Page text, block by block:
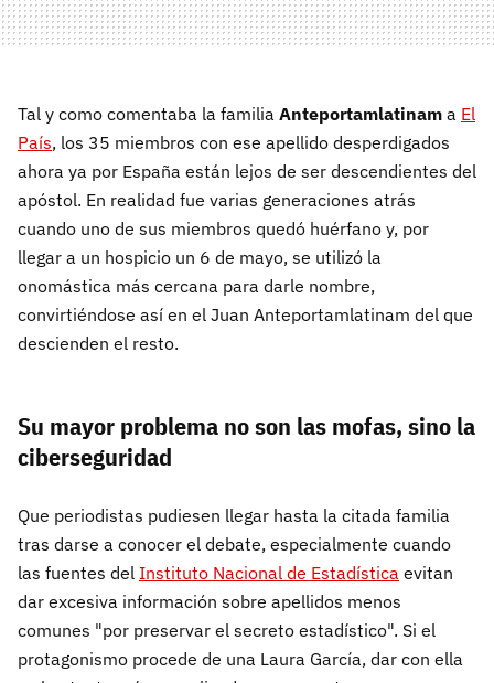
Tal y como comentaba la familia Anteportamlatinam a El
País, los 35 miembros con ese apellido desperdigados
ahora ya por España están lejos de ser descendientes del
apóstol. En realidad fue varias generaciones atrás
cuando uno de sus miembros quedó huérfano y, por
llegar a un hospicio un 6 de mayo, se utilizó la
onomástica más cercana para darle nombre,
convirtiéndose así en el Juan Anteportamlatinam del que
descienden el resto.
Su mayor problema no son las mofas, sino la
ciberseguridad
Que periodistas pudiesen llegar hasta la citada familia
tras darse a conocer el debate, especialmente cuando
las fuentes del Instituto Nacional de Estadística evitan
dar excesiva información sobre apellidos menos
comunes "por preservar el secreto estadístico". Si el
protagonismo procede de una Laura García, dar con ella